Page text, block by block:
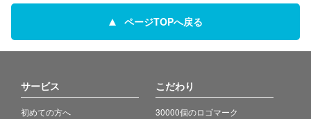
ページTOPへ戻る
サービス
初めての方へ
こだわり
30000個のロゴマーク